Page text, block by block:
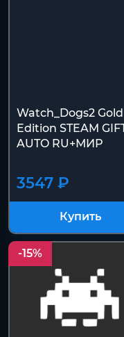
Watch_Dogs2 Gold
Edition STEAM GIFT
3547 ₽
Купить
-15%